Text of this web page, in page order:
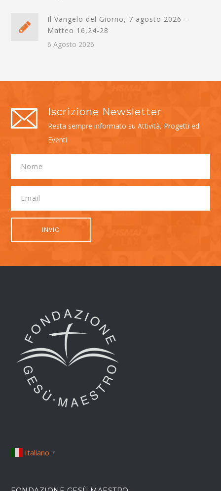
Il Vangelo del Giorno, 7 agosto 2026 –
Matteo 16,24-28
6 Agosto 2026
Iscrizione Newsletter
Resta sempre informato su Attività, Progetti ed
Eventi
Italiano ▼